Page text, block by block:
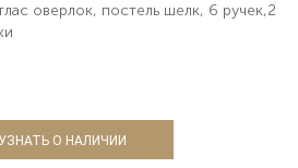
оверлок, постель шелк, 6 ручек,2
УЗНАТЬ О НАЛИЧИИ